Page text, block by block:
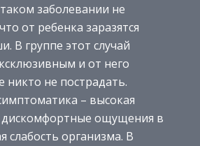
заболевании не
от ребенка заразятся
В группе этот случай
и от него
не пострадать.
– высокая
дискомфортные ощущения в
слабость организма. В